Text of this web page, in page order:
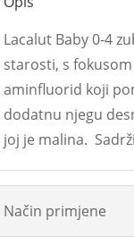
Lacalut Baby 0-4
starosti, s
aminfluorid koji
dodatnu njegu
joj je malina.
Način primjene